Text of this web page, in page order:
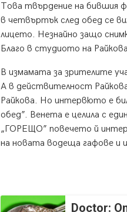
Това твърдение на бившия
в четвъртък след обед се
лицето. Незнайно защо
Благо в студиото на
В измамата за зрителите
А в действителност
Райкова. Но интервюто е
обед”. Венета е целила с
„ГОРЕЩО” повечето й
на новата водеща гафове и
Doctor: